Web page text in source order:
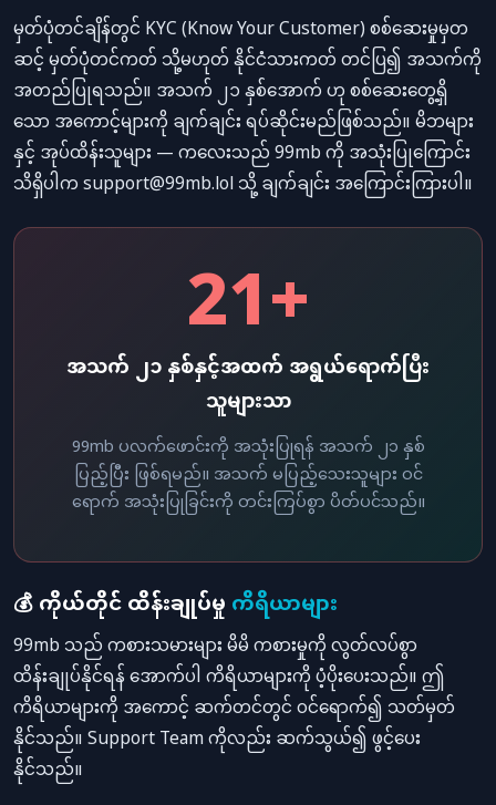
မှတ်ပုံတင်ချိန်တွင် KYC (Know Your Customer) စစ်ဆေးမှုမှတ
ဆင့် မှတ်ပုံတင်ကတ် သို့မဟုတ် နိုင်ငံသားကတ် တင်ပြ၍ အသက်ကို
အတည်ပြုရသည်။ အသက် ၂၁ နှစ်အောက် ဟု စစ်ဆေးတွေ့ရှိ
သော အကောင့်များကို ချက်ချင်း ရပ်ဆိုင်းမည်ဖြစ်သည်။ မိဘများ
နှင့် အုပ်ထိန်းသူများ — ကလေးသည် 99mb ကို အသုံးပြုကြောင်း
သိရှိပါကsupport@99mb.lolသို့ ချက်ချင်း အကြောင်းကြားပါ။
21+
အသက် ၂၁ နှစ်နှင့်အထက် အရွယ်ရောက်ပြီး
သူများသာ
99mb ပလက်ဖောင်းကို အသုံးပြုရန် အသက် ၂၁ နှစ်
ပြည့်ပြီး ဖြစ်ရမည်။ အသက် မပြည့်သေးသူများ ဝင်
ရောက် အသုံးပြုခြင်းကို တင်းကြပ်စွာ ပိတ်ပင်သည်။
💰 ကိုယ်တိုင် ထိန်းချုပ်မှုကိရိယာများ
99mb သည် ကစားသမားများ မိမိ ကစားမှုကို လွတ်လပ်စွာ
ထိန်းချုပ်နိုင်ရန် အောက်ပါ ကိရိယာများကို ပံ့ပိုးပေးသည်။ ဤ
ကိရိယာများကို အကောင့် ဆက်တင်တွင် ဝင်ရောက်၍ သတ်မှတ်
နိုင်သည်။ Support Team ကိုလည်း ဆက်သွယ်၍ ဖွင့်ပေး
နိုင်သည်။